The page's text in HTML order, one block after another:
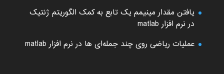
یافتن مقدار مینیمم یک تابع به کمک الگوریتم ژنتیک
در نرم افزار matlab
عملیات ریاضی روی چند جمله‌ای ها در نرم افزار matlab